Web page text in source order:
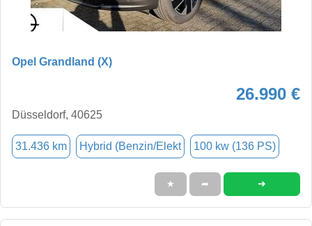
Opel Grandland (X)
26.990 €
Düsseldorf, 40625
31.436 km Hybrid (Benzin/Elekt 100 kw (136 PS)
★ ➦ ➜